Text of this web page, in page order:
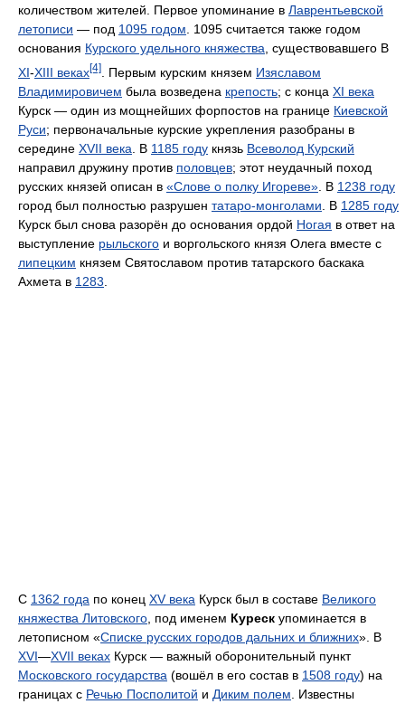
количеством жителей. Первое упоминание в Лаврентьевской
летописи — под 1095 годом. 1095 считается также годом
основания Курского удельного княжества, существовавшего В
XI-XIII веках[4] . Первым курским князем Изяславом
Владимировичем была возведена крепость; с конца XI века
Курск — один из мощнейших форпостов на границе Киевской
Руси; первоначальные курские укрепления разобраны в
середине XVII века . В 1185 году князь Всеволод Курский
направил дружину против половцев; этот неудачный поход
русских князей описан в «Слове о полку Игореве» . В 1238 году
город был полностью разрушен татаро-монголами . В 1285 году
Курск был снова разорён до основания ордой Ногая в ответ на
выступление рыльского и воргольского князя Олега вместе с
липецким князем Святославом против татарского баскака
Ахмета в 1283
С 1362 года по конец XV века Курск был в составе Великого
княжества Литовского , под именем Куреск упоминается в
летописном «Списке русских городов дальних и ближних». В
XVI—XVII веках Курск — важный оборонительный пункт
Московского государства (вошёл в его состав в 1508 году) на
границах с Речью Посполитой и Диким полем . Известны